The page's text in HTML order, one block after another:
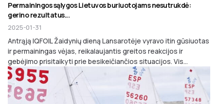
Permainingos sąlygos Lietuvos buriuotojams nesutrukdė:
gerino rezultatus...
2025-01-31
Antrąją IQFOIL Žaidynių dieną Lansarotėje vyravo itin gūsiuotas
ir permainingas vėjas, reikalaujantis greitos reakcijos ir
gebėjimo prisitaikyti prie besikeičiančios situacijos. Vis...